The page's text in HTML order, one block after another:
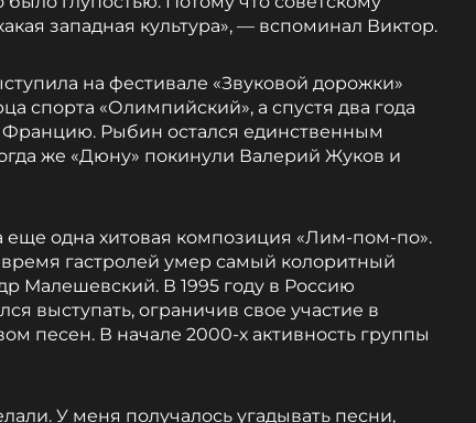
западная культура», — вспоминал Виктор.
на фестивале «Звуковой дорожки»
спорта «Олимпийский», а спустя два года
Францию. Рыбин остался единственным
же «Дюну» покинули Валерий Жуков и
еще одна хитовая композиция «Лим-пом-по».
гастролей умер самый колоритный
Малешевский. В 1995 году в Россию
выступать, ограничив свое участие в
песен. В начале 2000-х активность группы
У меня получалось угадывать песни,